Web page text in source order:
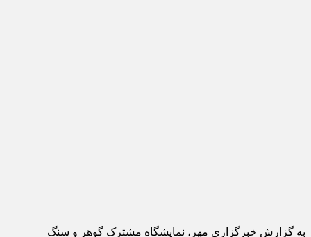
به گزارش خبرگزاری مهر، نمایشگاه مشترک گوهر و سنگ